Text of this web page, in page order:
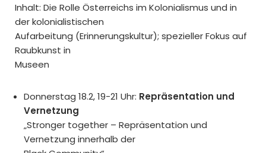
Inhalt: Die Rolle Österreichs im Kolonialismus und in
der kolonialistischen
Aufarbeitung (Erinnerungskultur); spezieller Fokus auf
Raubkunst in
Museen
Donnerstag 18.2, 19-21 Uhr: Repräsentation und
Vernetzung
„Stronger together – Repräsentation und
Vernetzung innerhalb der